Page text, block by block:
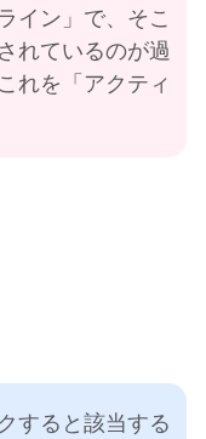
イン」で、そこ
れているのが過
れを「アクティ
すると該当する